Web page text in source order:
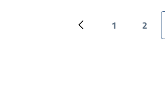
Pagina precedente
Pagina
1
Pagina
2